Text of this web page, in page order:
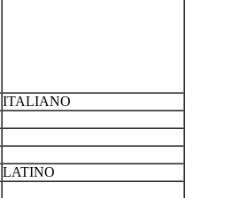
ITALIANO
LATINO